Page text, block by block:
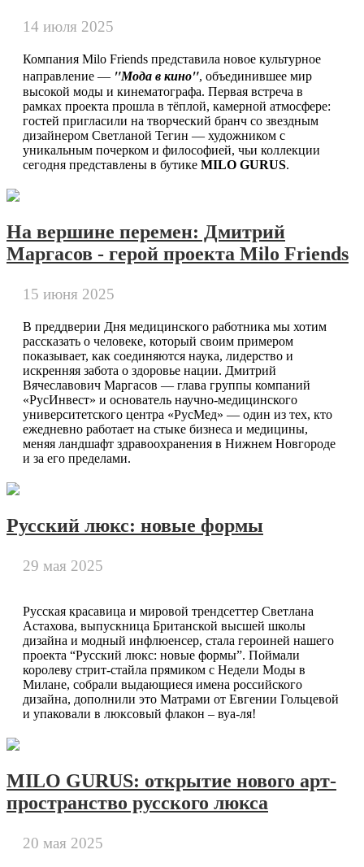
14 июля 2025
Компания Milo Friends представила новое культурное
направление — "Мода в кино", объединившее мир
высокой моды и кинематографа. Первая встреча в
рамках проекта прошла в тёплой, камерной атмосфере:
гостей пригласили на творческий бранч со звездным
дизайнером Светланой Тегин — художником с
уникальным почерком и философией, чьи коллекции
сегодня представлены в бутике MILO GURUS.
На вершине перемен: Дмитрий
Маргасов - герой проекта Milo Friends
15 июня 2025
В преддверии Дня медицинского работника мы хотим
рассказать о человеке, который своим примером
показывает, как соединяются наука, лидерство и
искренняя забота о здоровье нации. Дмитрий
Вячеславович Маргасов — глава группы компаний
«РусИнвест» и основатель научно-медицинского
университетского центра «РусМед» — один из тех, кто
ежедневно работает на стыке бизнеса и медицины,
меняя ландшафт здравоохранения в Нижнем Новгороде
и за его пределами.
Русский люкс: новые формы
29 мая 2025
Русская красавица и мировой трендсеттер Светлана
Астахова, выпускница Британской высшей школы
дизайна и модный инфлюенсер, стала героиней нашего
проекта “Русский люкс: новые формы”. Поймали
королеву стрит-стайла прямиком с Недели Моды в
Милане, собрали выдающиеся имена российского
дизайна, дополнили это Матрами от Евгении Гольцевой
и упаковали в люксовый флакон – вуа-ля!
MILO GURUS: открытие нового арт-
пространство русского люкса
20 мая 2025